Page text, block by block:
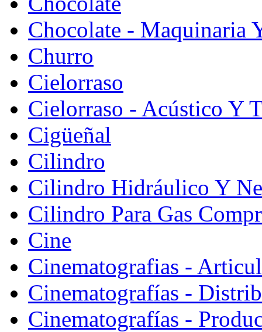
Chocolate - Maquinaria
Churro
Cielorraso
Cielorraso - Acústico Y
Cigüeñal
Cilindro
Cilindro Hidráulico Y
Cilindro Para Gas
Cine
Cinematografias -
Cinematografías -
Cinematografías -